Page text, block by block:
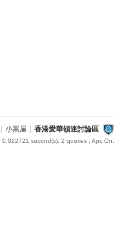
小黑屋 香港愛華頓迷討論區
0.022721 second(s), 2 queries , Apc On.